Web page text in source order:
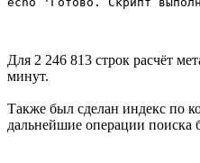
Для 2 246 813 строк расчёт
минут.
Также был сделан индекс по
дальнейшие операции поиска